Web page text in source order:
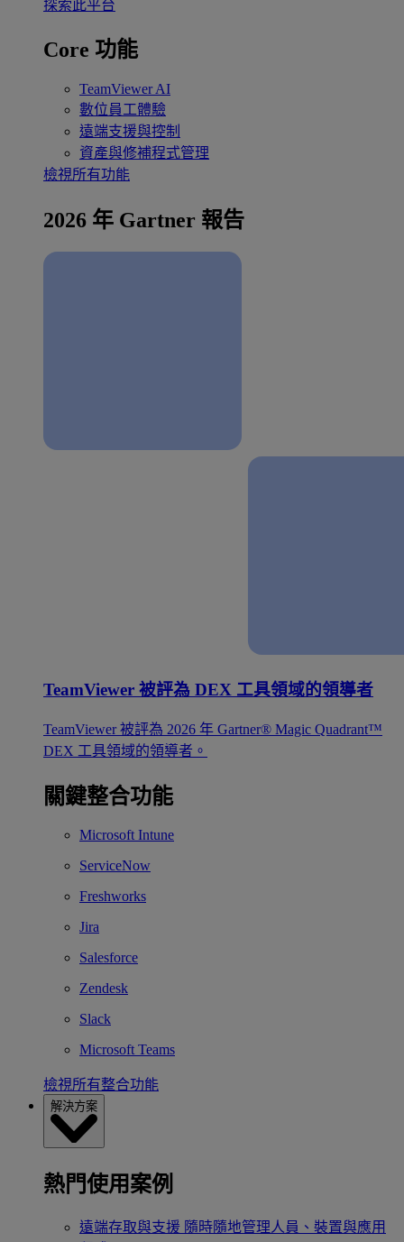
探索此平台
Core 功能
TeamViewer AI
數位員工體驗
遠端支援與控制
資產與修補程式管理
檢視所有功能
2026 年 Gartner 報告
TeamViewer 被評為 DEX 工具領域的領導者
TeamViewer 被評為 2026 年 Gartner® Magic Quadrant™
DEX 工具領域的領導者。
關鍵整合功能
Microsoft Intune
ServiceNow
Freshworks
Jira
Salesforce
Zendesk
Slack
Microsoft Teams
檢視所有整合功能
解決方案
熱門使用案例
遠端存取與支援 隨時隨地管理人員、裝置與應用